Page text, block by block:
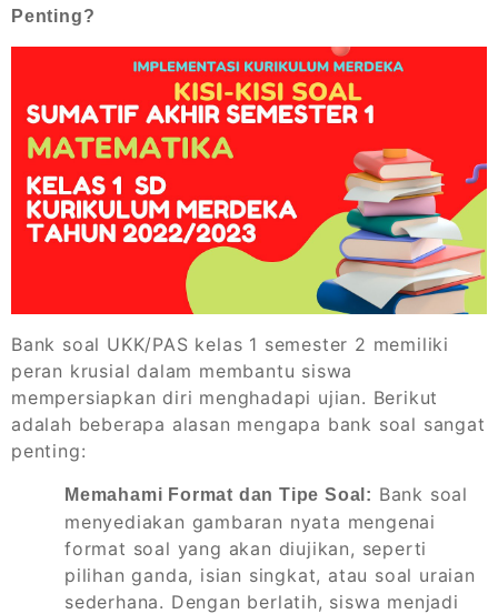
Penting?
Bank soal UKK/PAS kelas 1 semester 2 memiliki
peran krusial dalam membantu siswa
mempersiapkan diri menghadapi ujian. Berikut
adalah beberapa alasan mengapa bank soal sangat
penting:
Memahami Format dan Tipe Soal: Bank soal
menyediakan gambaran nyata mengenai
format soal yang akan diujikan, seperti
pilihan ganda, isian singkat, atau soal uraian
sederhana. Dengan berlatih, siswa menjadi